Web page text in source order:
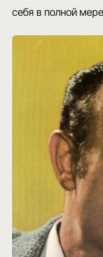
себя в полной